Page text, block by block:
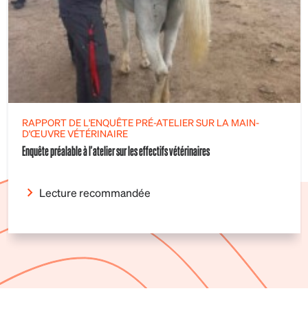
RAPPORT DE L'ENQUÊTE PRÉ-ATELIER SUR LA MAIN-
D'ŒUVRE VÉTÉRINAIRE
Enquête préalable à l'atelier sur les effectifs vétérinaires
Lecture recommandée